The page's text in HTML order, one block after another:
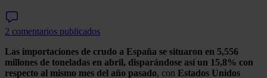
2 comentarios publicados
Las importaciones de crudo a España se situaron en 5,556
millones de toneladas en abril, disparándose así un 15,8% con
respecto al mismo mes del año pasado, con Estados Unidos